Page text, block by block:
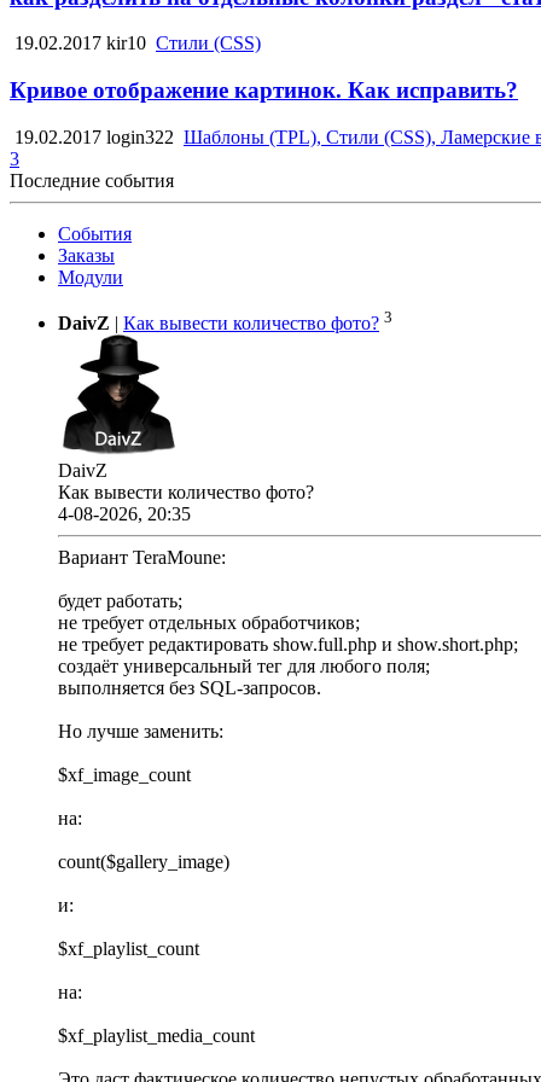
19.02.2017 kir10 Стили (CSS)
Кривое отображение картинок. Как исправить?
19.02.2017 login322 Шаблоны (TPL), Стили (CSS), Ламерские
3
Последние события
События
Заказы
Модули
DaivZ | Как вывести количество фото? 3
DaivZ
Как вывести количество фото?
4-08-2026, 20:35
Вариант TeraMoune:
будет работать;
не требует отдельных обработчиков;
не требует редактировать show.full.php и show.short.php;
создаёт универсальный тег для любого поля;
выполняется без SQL-запросов.
Но лучше заменить:
$xf_image_count
на:
count($gallery_image)
и:
$xf_playlist_count
на:
$xf_playlist_media_count